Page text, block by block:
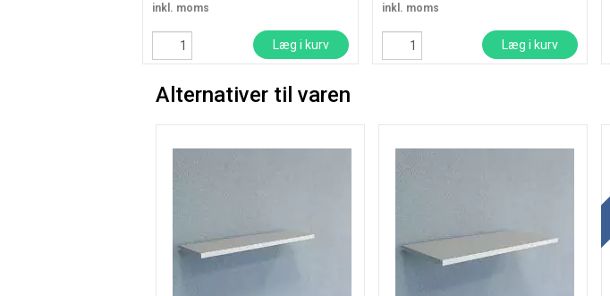
inkl. moms
Læg i kurv
inkl. moms
Læg i kurv
Alternativer til varen